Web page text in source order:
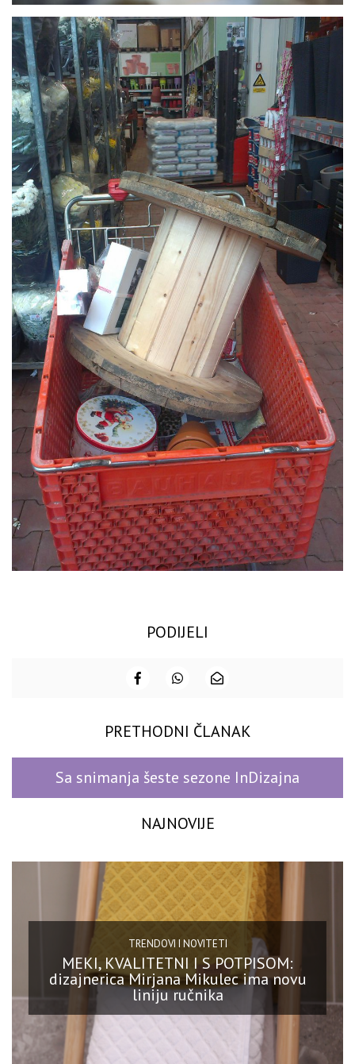
PODIJELI
PRETHODNI ČLANAK
Sa snimanja šeste sezone InDizajna
NAJNOVIJE
TRENDOVI I NOVITETI
MEKI, KVALITETNI I S POTPISOM:
dizajnerica Mirjana Mikulec ima novu
liniju ručnika